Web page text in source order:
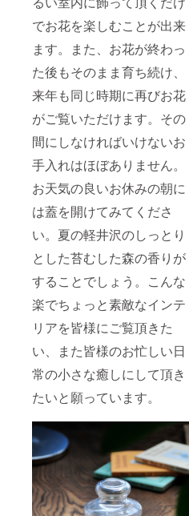
でお花を楽しむことが出来
ます。また、お花が終わっ
た後もそのまま育ち続け、
来年も同じ時期に再びお花
がご覧いただけます。その
間にしなければいけないお
手入れはほぼありません。
お天気の良いお休みの朝に
は蓋を開けてみてくださ
い。夏の軽井沢のしっとり
とした苔むした森の香りが
することでしょう。こんな
楽でちょっと素敵なインテ
リアを皆様にご覧頂きた
い、また皆様のお忙しい日
常の小さな癒しにして頂き
たいと願っています。